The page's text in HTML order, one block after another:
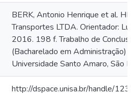
BERK, Antonio Henrique et al.
Transportes LTDA. Orientador:
2016. 198 f. Trabalho de
(Bacharelado em Administração)
Universidade Santo Amaro, São
http://dspace.unisa.br/handle/